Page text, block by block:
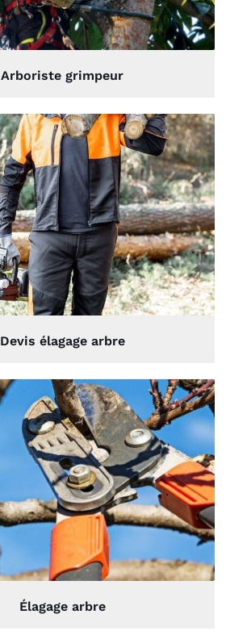
Arboriste grimpeur
Devis élagage arbre
Élagage arbre